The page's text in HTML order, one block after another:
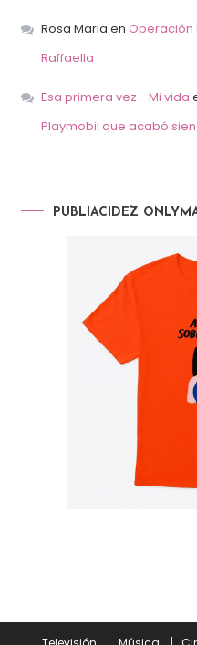
Rosa Maria en Operación
Raffaella
Esa primera vez - Mi vida
Playmobil que acabó
PUBLIACIDEZ